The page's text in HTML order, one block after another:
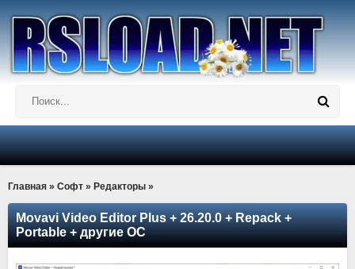
Главная » Софт » Редакторы »
Movavi Video Editor Plus + 26.20.0 + Repack +
Portable + другие ОС